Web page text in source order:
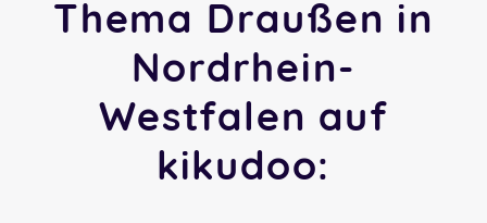
Thema Draußen in
Nordrhein-
Westfalen auf
kikudoo: